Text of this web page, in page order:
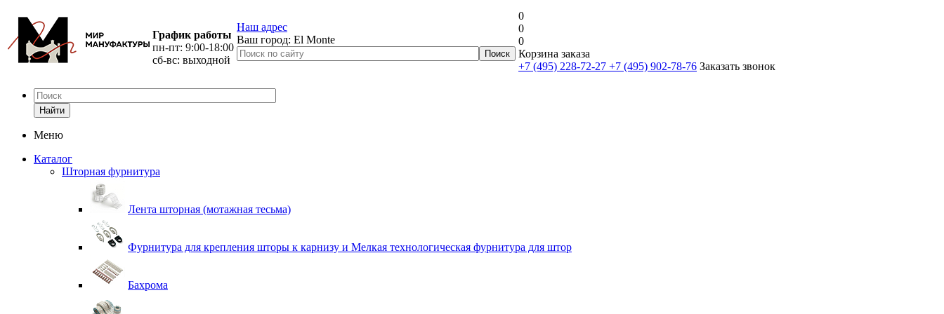
График работы
пн-пт: 9:00-18:00
сб-вс: выходной
Наш адрес
Ваш город: El Monte
0
0
0
Корзина заказа
+7 (495) 228-72-27 +7 (495) 902-78-76 Заказать звонок
Найти
Меню
Каталог
Шторная фурнитура
Лента шторная (мотажная тесьма)
Фурнитура для крепления шторы к карнизу и Мелкая технологическая фурнитура для штор
Бахрома